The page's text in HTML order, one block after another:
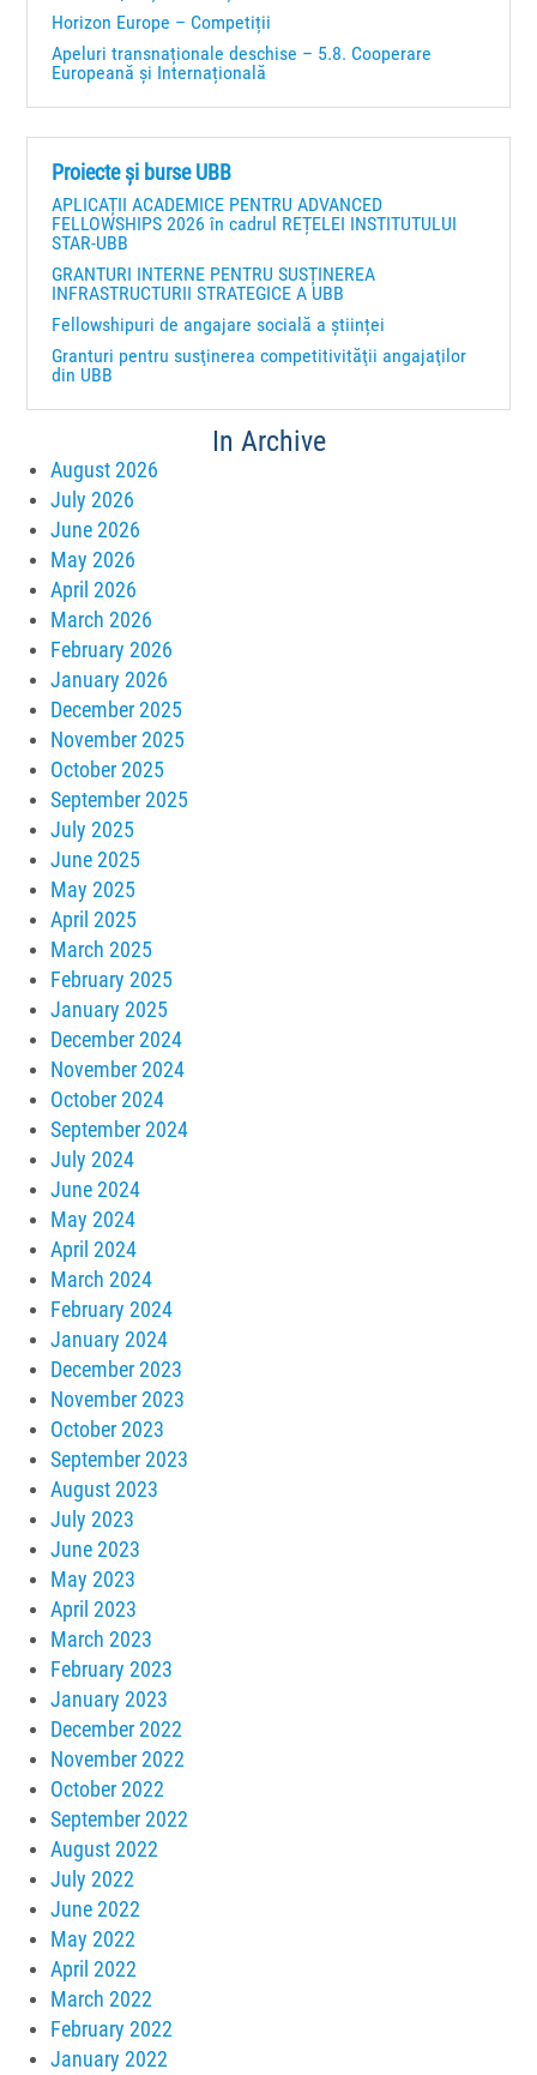
Horizon Europe – Competiții
Apeluri transnaționale deschise – 5.8. Cooperare
Europeană și Internațională
Proiecte și burse UBB
APLICAȚII ACADEMICE PENTRU ADVANCED
FELLOWSHIPS 2026 în cadrul REȚELEI INSTITUTULUI
STAR-UBB
GRANTURI INTERNE PENTRU SUSȚINEREA
INFRASTRUCTURII STRATEGICE A UBB
Fellowshipuri de angajare socială a științei
Granturi pentru susţinerea competitivităţii angajaţilor
din UBB
In Archive
August 2026
July 2026
June 2026
May 2026
April 2026
March 2026
February 2026
January 2026
December 2025
November 2025
October 2025
September 2025
July 2025
June 2025
May 2025
April 2025
March 2025
February 2025
January 2025
December 2024
November 2024
October 2024
September 2024
July 2024
June 2024
May 2024
April 2024
March 2024
February 2024
January 2024
December 2023
November 2023
October 2023
September 2023
August 2023
July 2023
June 2023
May 2023
April 2023
March 2023
February 2023
January 2023
December 2022
November 2022
October 2022
September 2022
August 2022
July 2022
June 2022
May 2022
April 2022
March 2022
February 2022
January 2022